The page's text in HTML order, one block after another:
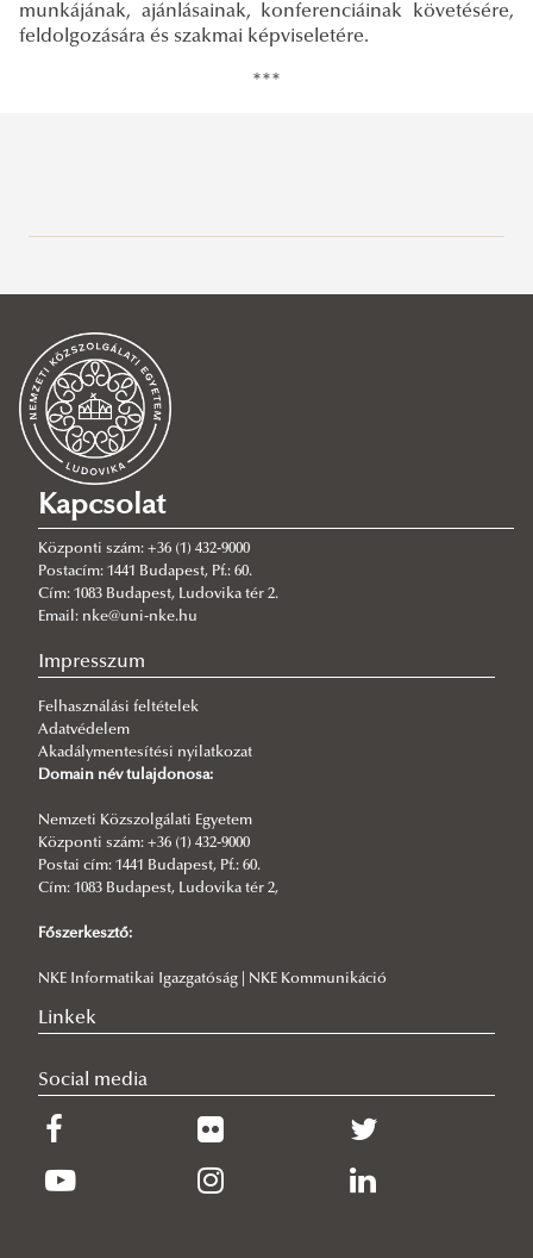
Kutatók
Kutatási projektek
Médiaszereplések
Blog
MI Újság
English
munkájának, ajánlásainak, konferenciáinak követésére,
feldolgozására és szakmai képviseletére.
***
Kapcsolat
Központi szám: +36 (1) 432-9000
Postacím: 1441 Budapest, Pf.: 60.
Cím: 1083 Budapest, Ludovika tér 2.
Email: nke@uni-nke.hu
Impresszum
Felhasználási feltételek
Adatvédelem
Akadálymentesítési nyilatkozat
Domain név tulajdonosa:
Nemzeti Közszolgálati Egyetem
Központi szám: +36 (1) 432-9000
Postai cím: 1441 Budapest, Pf.: 60.
Cím: 1083 Budapest, Ludovika tér 2,
Főszerkesztő:
NKE Informatikai Igazgatóság | NKE Kommunikáció
Linkek
Social media